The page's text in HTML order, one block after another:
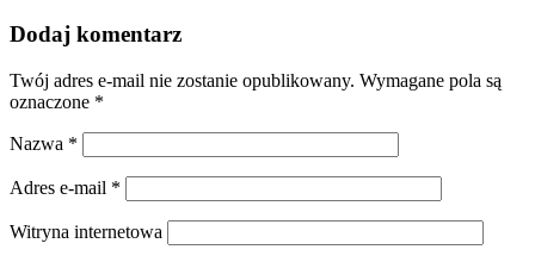
Dodaj komentarz
Twój adres e-mail nie zostanie opublikowany. Wymagane pola są
oznaczone *
Nazwa *
Adres e-mail *
Witryna internetowa